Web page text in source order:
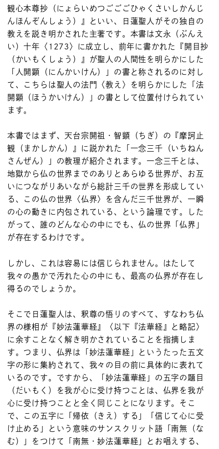
観心本尊抄（にょらいめつごごごひゃくさいしかんじ
んほんぞんしょう）』といい、日蓮聖人がその独自の
教えを説き明かされた主著です。本書は文永（ぶんえ
い）十年〈1273〉に成立し、前年に書かれた『開目抄
（かいもくしょう）』が聖人の人間性を明らかにした
「人開顕（にんかいけん）」の書と称されるのに対し
て、こちらは聖人の法門〈教え〉を明らかにした「法
開顕（ほうかいけん）」の書として位置付けられてい
ます。
本書ではまず、天台宗開祖・智顗（ちぎ）の『摩訶止
観（まかしかん）』に説かれた「一念三千（いちねん
さんぜん）」の教理が紹介されます。一念三千とは、
地獄から仏の世界までのありとあらゆる世界が、お互
いにつながりあいながら総計三千の世界を形成してい
る、この仏の世界〈仏界〉を含んだ三千世界が、一瞬
の心の動きに内包されている、という論理です。した
がって、誰のどんな心の中にでも、仏の世界「仏界」
が存在するわけです。
しかし、これは容易には信じられません。はたして
我々の愚かで汚れた心の中にも、最高の仏界が存在し
得るのでしょうか。
そこで日蓮聖人は、釈尊の悟りのすべて、すなわち仏
界の様相が『妙法蓮華経』〈以下『法華経』と略記〉
に余すことなく解き明かされていることを指摘しま
す。つまり、仏界は「妙法蓮華経」というたった五文
字の形に集約されて、我々の目の前に具体的に表れて
いるのです。ですから、「妙法蓮華経」の五字の題目
（だいもく）を我が心に受け持つことは、仏界を我が
心に受け持つことと全く同じことになります。そこ
で、この五字に「帰依（きえ）する」「信じて心に受
け止める」という意味のサンスクリット語「南無（な
む）」をつけて「南無・妙法蓮華経」とお唱えする、